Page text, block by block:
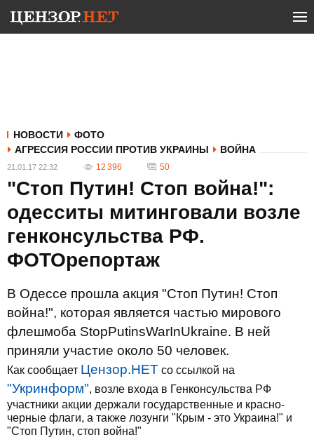
НОВОСТИ
ФОТО
АГРЕССИЯ РОССИИ ПРОТИВ УКРАИНЫ
ВОЙНА
21.01.17 22:32 12 396 50
"Стоп Путин! Стоп война!":
одесситы митинговали возле
генконсульства РФ.
ФОТОрепортаж
В Одессе прошла акция "Стоп Путин! Стоп
война!", которая является частью мирового
флешмоба StopPutinsWarInUkrainе. В ней
приняли участие около 50 человек.
Как сообщает Цензор.НЕТ со ссылкой на
"Укринформ", возле входа в Генконсульства РФ
участники акции держали государственные и красно-
черные флаги, а также лозунги "Крым - это Украина!" и
"Стоп Путин, стоп война!"